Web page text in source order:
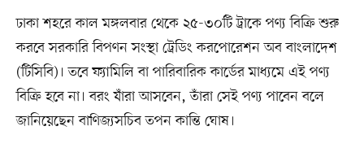
ঢাকা শহরে কাল মঙ্গলবার থেকে ২৫-৩০টি ট্রাকে পণ্য বিক্রি শুরু
করবে সরকারি বিপণন সংস্থা ট্রেডিং করপোরেশন অব বাংলাদেশ
(টিসিবি)। তবে ফ্যামিলি বা পারিবারিক কার্ডের মাধ্যমে এই পণ্য
বিক্রি হবে না। বরং যাঁরা আসবেন, তাঁরা সেই পণ্য পাবেন বলে
জানিয়েছেন বাণিজ্যসচিব তপন কান্তি ঘোষ।